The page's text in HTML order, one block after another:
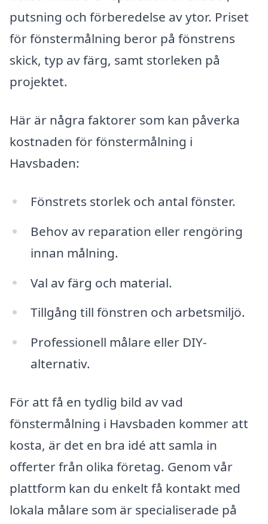
putsning och förberedelse av ytor. Priset
för fönstermålning beror på fönstrens
skick, typ av färg, samt storleken på
projektet.
Här är några faktorer som kan påverka
kostnaden för fönstermålning i
Havsbaden:
Fönstrets storlek och antal fönster.
Behov av reparation eller rengöring
innan målning.
Val av färg och material.
Tillgång till fönstren och arbetsmiljö.
Professionell målare eller DIY-
alternativ.
För att få en tydlig bild av vad
fönstermålning i Havsbaden kommer att
kosta, är det en bra idé att samla in
offerter från olika företag. Genom vår
plattform kan du enkelt få kontakt med
lokala målare som är specialiserade på